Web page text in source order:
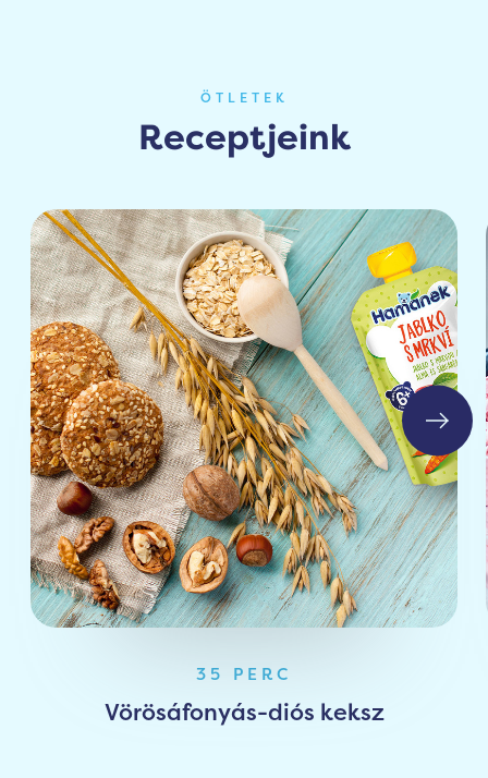
ÖTLETEK
Receptjeink
35 PERC
Vörösáfonyás-diós keksz